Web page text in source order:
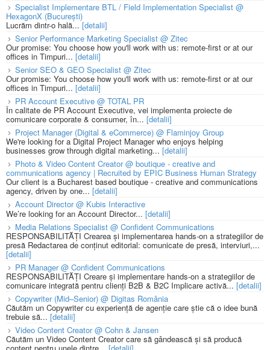
Specialist Implementare BTL / Field Implementation Specialist @
HexagonX (București)
Lucrăm dintr-o hală...[detalii]
Senior Performance Marketing Specialist @ Zitec
Our promise: You choose how you'll work with us: remote-first or at our
offices in Timpuri... [detalii]
Senior SEO & GEO Specialist @ Zitec
Our promise: You choose how you'll work with us: remote-first or at our
offices in Timpuri... [detalii]
PR Account Executive @ TOTAL PR
În calitate de PR Account Executive, vei implementa proiecte de
comunicare corporate & consumer, în... [detalii]
Project Manager (Digital & eCommerce) @ Flaminjoy Group
We're looking for a Digital Project Manager who enjoys helping
businesses grow through digital marketing... [detalii]
Photo & Video Content Creator @ boutique - creative and
communications agency | Recruited by EPIC Business Human Strategy
Our client is a Bucharest based boutique - creative and communications
agency, driven by one... [detalii]
Account Director @ Kubis Interactive
We’re looking for an Account Director... [detalii]
Media Relations Specialist @ Confident Communications
RESPONSABILITĂȚI Crearea și implementarea hands-on a strategiilor de
presă Redactarea de conținut editorial: comunicate de presă, interviuri,...
[detalii]
PR Manager @ Confident Communications
RESPONSABILITĂȚI Creare și implementare hands-on a strategiilor de
comunicare integrată pentru clienți B2B & B2C Implicare activă... [detalii]
Copywriter (Mid–Senior) @ Digitas România
Căutăm un Copywriter cu experiență de agenție care știe că o idee bună
trebuie să... [detalii]
Video Content Creator @ Cohn & Jansen
Căutăm un Video Content Creator care să gândească și să producă